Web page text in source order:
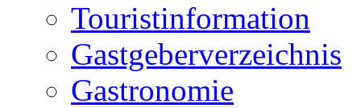
Touristinformation
Gastgeberverzeichnis
Gastronomie